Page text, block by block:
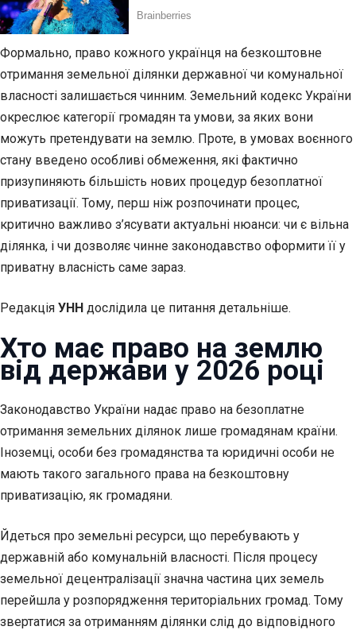
Формально, право кожного українця на безкоштовне
отримання земельної ділянки державної чи комунальної
власності залишається чинним. Земельний кодекс України
окреслює категорії громадян та умови, за яких вони
можуть претендувати на землю. Проте, в умовах воєнного
стану введено особливі обмеження, які фактично
призупиняють більшість нових процедур безоплатної
приватизації. Тому, перш ніж розпочинати процес,
критично важливо з’ясувати актуальні нюанси: чи є вільна
ділянка, і чи дозволяє чинне законодавство оформити її у
приватну власність саме зараз.
Редакція УНН дослідила це питання детальніше.
Хто має право на землю
від держави у 2026 році
Законодавство України надає право на безоплатне
отримання земельних ділянок лише громадянам країни.
Іноземці, особи без громадянства та юридичні особи не
мають такого загального права на безкоштовну
приватизацію, як громадяни.
Йдеться про земельні ресурси, що перебувають у
державній або комунальній власності. Після процесу
земельної децентралізації значна частина цих земель
перейшла у розпорядження територіальних громад. Тому
звертатися за отриманням ділянки слід до відповідного